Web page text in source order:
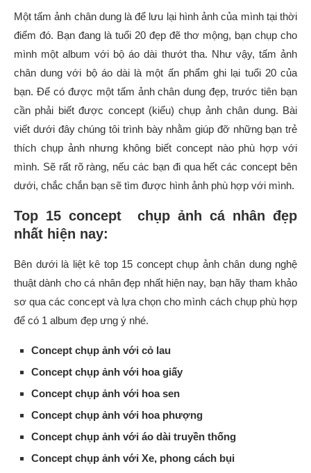
Một tấm ảnh chân dung là để lưu lại hình ảnh của mình tại thời
điểm đó. Bạn đang là tuổi 20 đẹp đẽ thơ mộng, bạn chụp cho
mình một album với bộ áo dài thướt tha. Như vậy, tấm ảnh
chân dung với bộ áo dài là một ấn phẩm ghi lại tuổi 20 của
bạn. Để có được một tấm ảnh chân dung đẹp, trước tiên bạn
cần phải biết được concept (kiểu) chụp ảnh chân dung. Bài
viết dưới đây chúng tôi trình bày nhằm giúp đỡ những bạn trẻ
thích chụp ảnh nhưng không biết concept nào phù hợp với
mình. Sẽ rất rõ ràng, nếu các bạn đi qua hết các concept bên
dưới, chắc chắn bạn sẽ tìm được hình ảnh phù hợp với mình.
Top 15 concept chụp ảnh cá nhân đẹp
nhất hiện nay:
Bên dưới là liệt kê top 15 concept chụp ảnh chân dung nghệ
thuật dành cho cá nhân đẹp nhất hiện nay, bạn hãy tham khảo
sơ qua các concept và lựa chọn cho mình cách chụp phù hợp
để có 1 album đẹp ưng ý nhé.
Concept chụp ảnh với cỏ lau
Concept chụp ảnh với hoa giấy
Concept chụp ảnh với hoa sen
Concept chụp ảnh với hoa phượng
Concept chụp ảnh với áo dài truyền thống
Concept chụp ảnh với Xe, phong cách bụi